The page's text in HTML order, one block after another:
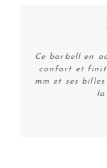
Ce barbell en
confort et
mm et ses
la